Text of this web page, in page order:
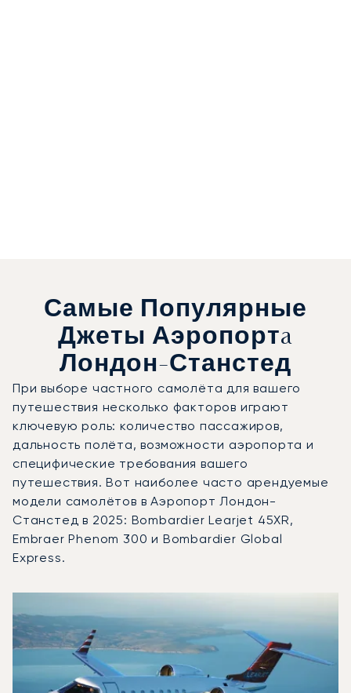
Самые Популярные
Джеты Аэропортa
Лондон-Станстед
При выборе частного самолёта для вашего
путешествия несколько факторов играют
ключевую роль: количество пассажиров,
дальность полёта, возможности аэропорта и
специфические требования вашего
путешествия. Вот наиболее часто арендуемые
модели самолётов в Аэропорт Лондон-
Станстед в 2025: Bombardier Learjet 45XR,
Embraer Phenom 300 и Bombardier Global
Express.
Места
Скорость (км/ч)
Дальность (км)
Дальность (NM)